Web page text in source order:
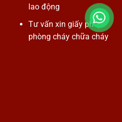
lao động
Tư vấn xin giấy phép
phòng cháy chữa cháy